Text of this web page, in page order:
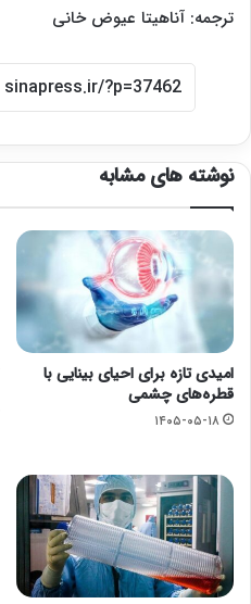
ترجمه: آناهیتا عیوض خانی
نوشته های مشابه
امیدی تازه برای احیای بینایی با
قطره‌های چشمی
۱۴۰۵-۰۵-۱۸